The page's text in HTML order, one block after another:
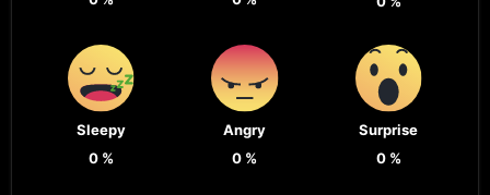
Sleepy
0%
Angry
0 %
Surprise
0%